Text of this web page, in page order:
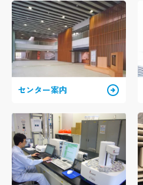
センター案内 arrow_circle_right